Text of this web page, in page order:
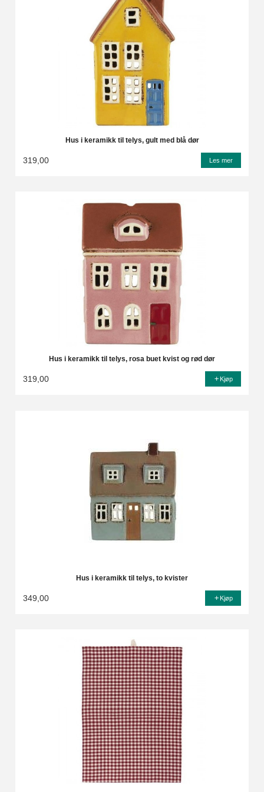
Hus i keramikk til telys, gult med blå dør
319,00 Les mer
Hus i keramikk til telys, rosa buet kvist og rød dør
319,00 Kjøp
Hus i keramikk til telys, to kvister
349,00 Kjøp